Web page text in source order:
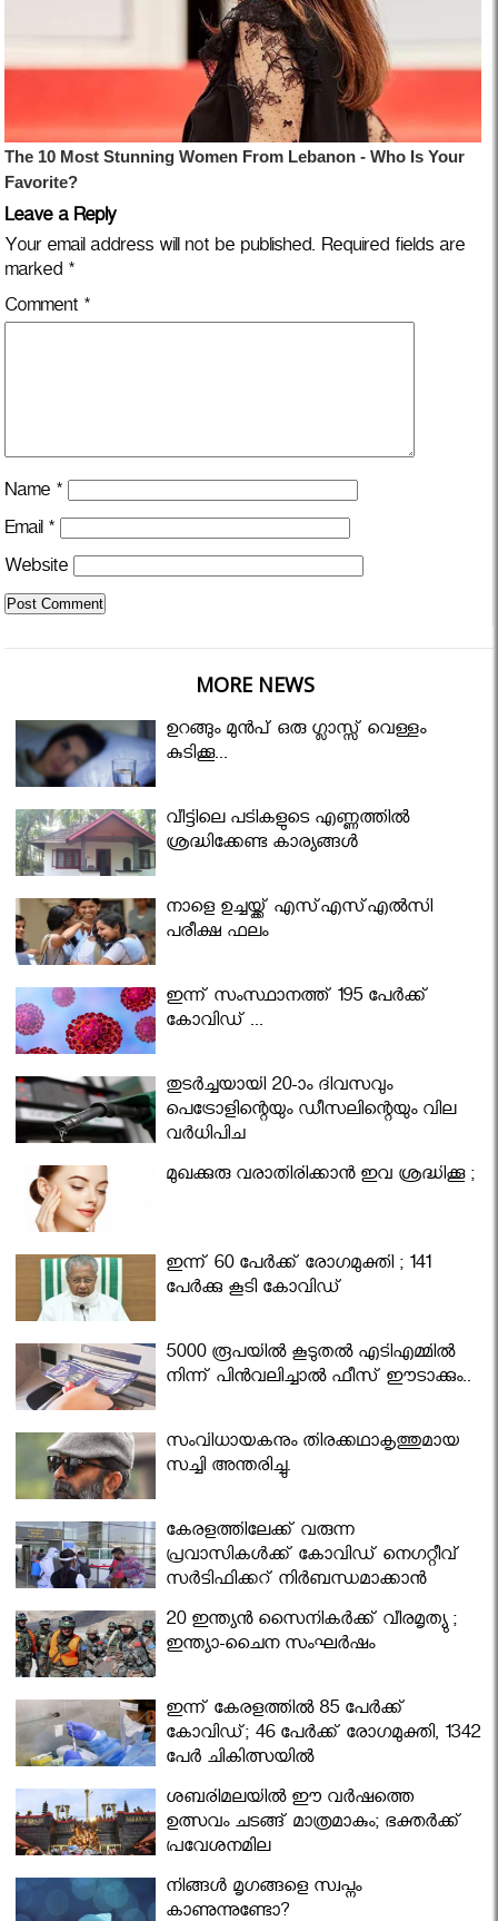
Leave a Reply
Your email address will not be published. Required fields are
marked *
Comment *
Name *
Email *
Website
MORE NEWS
ഉറങ്ങും മുന്‍പ് ഒരു ഗ്ലാസ്സ് വെള്ളം
കുടിക്കൂ...
വീട്ടിലെ പടികളുടെ എണ്ണത്തിൽ
ശ്രദ്ധിക്കേണ്ട കാര്യങ്ങൾ
നാളെ ഉച്ചയ്ക്ക് എസ്എസ്എല്‍സി
പരീക്ഷ ഫലം
ഇന്ന് സംസ്ഥാനത്ത് 195 പേര്‍ക്ക്
കോവിഡ് ...
തുടർച്ചയായി 20-ാം ദിവസവും
പെട്രോളിന്റെയും ഡീസലിന്റെയും വില
വര്‍ധിപ്പിച്ചു
മുഖക്കുരു വരാതിരിക്കാന്‍ ഇവ ശ്രദ്ധിക്കൂ ;
ഇന്ന് 60 പേർക്ക് രോഗമുക്തി ; 141
പേര്‍ക്കു കൂടി കോവിഡ്
5000 രൂപയിൽ കൂടുതൽ എടിഎമ്മിൽ
നിന്ന് പിൻവലിച്ചാൽ ഫീസ് ഈടാക്കും..
സംവിധായകനും തിരക്കഥാകൃത്തുമായ
സച്ചി അന്തരിച്ചു.
കേരളത്തിലേക്ക് വരുന്ന
പ്രവാസികള്‍ക്ക് കോവിഡ് നെഗറ്റീവ്
സര്‍ട്ടിഫിക്കറ്റ് നിർബന്ധമാക്കാൻ
മന്ത്രിസഭ
20 ഇന്ത്യൻ സൈനികർക്ക് വീരമൃത്യു ;
ഇന്ത്യാ-ചൈന സംഘർഷം
ഇന്ന് കേരളത്തിൽ 85 പേർക്ക്
കോവിഡ്; 46 പേർക്ക് രോഗമുക്തി, 1342
പേർ ചികിത്സയിൽ
ശബരിമലയില്‍ ഈ വർഷത്തെ
ഉത്സവം ചടങ്ങ് മാത്രമാകും; ഭക്തർക്ക്
പ്രവേശനമില്ല
നിങ്ങള്‍ മൃഗങ്ങളെ സ്വപ്നം
കാണുന്നുണ്ടോ?